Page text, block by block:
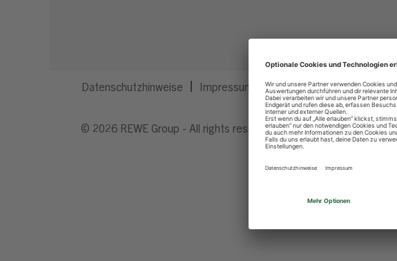
Datenschutzhinweise Impressum Privatsphäre-Einstellungen
© 2026 REWE Group - All rights reserved